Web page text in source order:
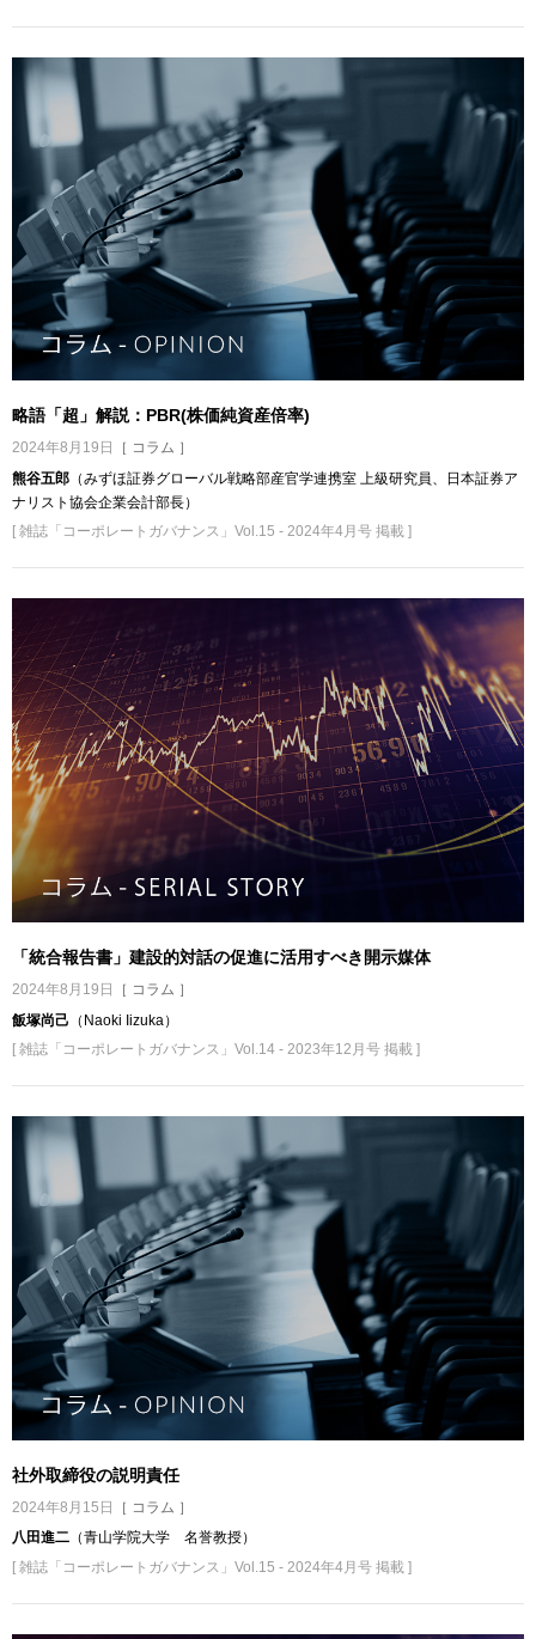
略語「超」解説：PBR(株価純資産倍率)
2024年8月19日
［ コラム ］
熊谷五郎 （みずほ証券グローバル戦略部産官学連携室 上級研究員、日本証券ア
ナリスト協会企業会計部長）
[ 雑誌「コーポレートガバナンス」Vol.15 - 2024年4月号 掲載 ]
「統合報告書」建設的対話の促進に活用すべき開示媒体
2024年8月19日
［ コラム ］
飯塚尚己 （Naoki Iizuka）
[ 雑誌「コーポレートガバナンス」Vol.14 - 2023年12月号 掲載 ]
社外取締役の説明責任
2024年8月15日
［ コラム ］
八田進二 （青山学院大学 名誉教授）
[ 雑誌「コーポレートガバナンス」Vol.15 - 2024年4月号 掲載 ]